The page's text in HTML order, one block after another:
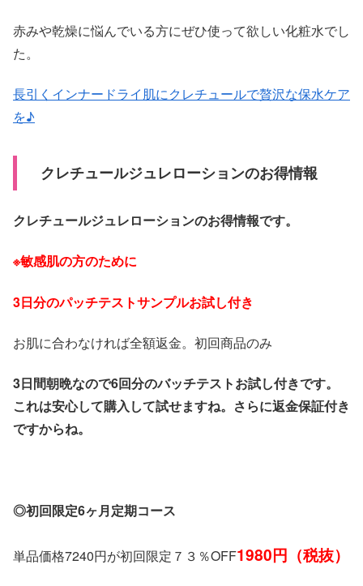
赤みや乾燥に悩んでいる方にぜひ使って欲しい化粧水でし
た。
長引くインナードライ肌にクレチュールで贅沢な保水ケア
を♪
クレチュールジュレローションのお得情報
クレチュールジュレローションのお得情報です。
※敏感肌の方のために
3日分のパッチテストサンプルお試し付き
お肌に合わなければ全額返金。初回商品のみ
3日間朝晩なので6回分のバッチテストお試し付きです。
これは安心して購入して試せますね。さらに返金保証付き
ですからね。
◎初回限定6ヶ月定期コース
単品価格7240円が初回限定７３％OFF1980円（税抜）